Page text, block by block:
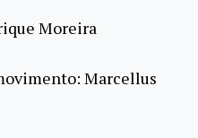
Moreira
Marcellus